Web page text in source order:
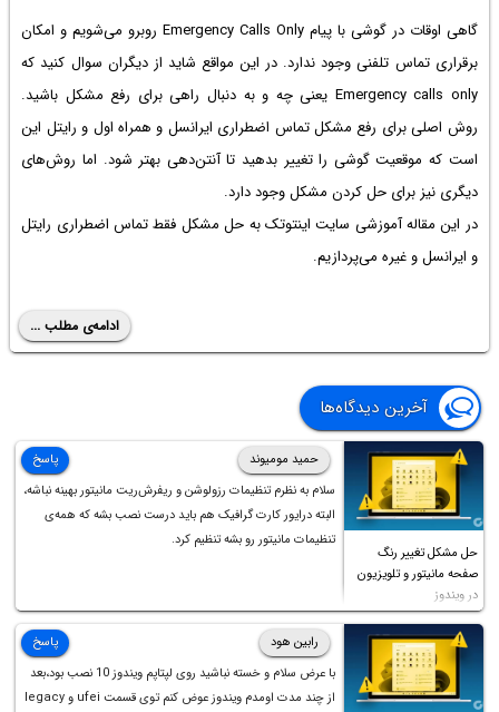
گاهی اوقات در گوشی با پیام Emergency Calls Only روبرو می‌شویم و امکان
برقراری تماس تلفنی وجود ندارد. در این مواقع شاید از دیگران سوال کنید که
Emergency calls only یعنی چه
و به دنبال راهی برای رفع مشکل باشید.
روش اصلی برای رفع مشکل تماس اضطراری ایرانسل و همراه اول و رایتل این
است که موقعیت گوشی را تغییر بدهید تا آنتن‌دهی بهتر شود. اما روش‌های
دیگری نیز برای حل کردن مشکل وجود دارد.
در این مقاله آموزشی سایت اینتوتک به حل مشکل فقط تماس اضطراری رایتل
و ایرانسل و غیره می‌پردازیم.
ادامه‌ی مطلب ...
آخرین دیدگاه‌ها
حل مشکل تغییر رنگ
صفحه مانیتور و تلویزیون
در ویندوز
حمید مومیوند
سلام به نظرم تنظیمات رزولوشن و ریفرش‌ریت مانیتور بهینه نباشه،
البته درایور کارت گرافیک هم باید درست نصب بشه که همه‌ی
تنظیمات مانیتور رو بشه تنظیم کرد.
پاسخ
رابین هود
با عرض سلام و خسته نباشید روی لپتاپم ویندوز 10 نصب بود،بعد
از چند مدت اومدم ویندوز عوض کنم توی قسمت ufei و legacy
پاسخ